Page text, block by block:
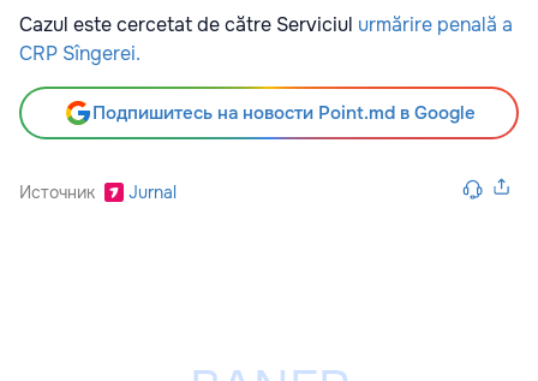
Cazul este cercetat de către Serviciul urmărire penală a
CRP Sîngerei.
Подпишитесь на новости Point.md в Google
Источник Jurnal